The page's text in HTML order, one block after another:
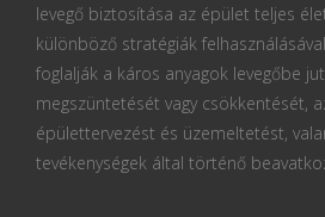
levegő biztosítása az épület teljes
különböző stratégiák
foglalják a káros anyagok levegőbe
megszüntetését vagy csökkentését,
épülettervezést és üzemeltetést,
tevékenységek által történő